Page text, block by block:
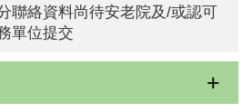
聯絡資料尚待安老院及/或認可
單位提交